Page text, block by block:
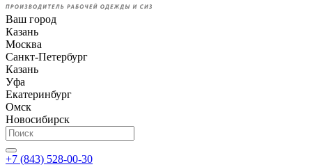
Ваш город
Казань
Москва
Санкт-Петербург
Казань
Уфа
Екатеринбург
Омск
Новосибирск
+7 (843) 528-00-30